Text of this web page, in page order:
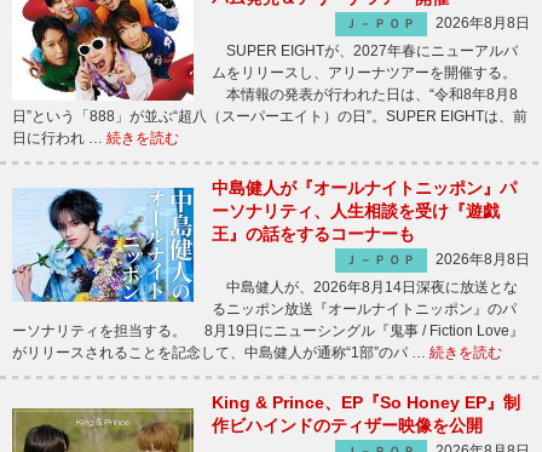
Ｊ－ＰＯＰ
2026年8月8日
SUPER EIGHTが、2027年春にニューアルバ
ムをリリースし、アリーナツアーを開催する。
本情報の発表が行われた日は、“令和8年8月8
日”という「888」が並ぶ“超八（スーパーエイト）の日”。SUPER EIGHTは、前
日に行われ … 続きを読む
中島健人が『オールナイトニッポン』パ
ーソナリティ、人生相談を受け『遊戯
王』の話をするコーナーも
Ｊ－ＰＯＰ
2026年8月8日
中島健人が、2026年8月14日深夜に放送とな
るニッポン放送『オールナイトニッポン』のパ
ーソナリティを担当する。 8月19日にニューシングル『鬼事 / Fiction Love』
がリリースされることを記念して、中島健人が通称“1部”のパ … 続きを読む
King & Prince、EP『So Honey EP』制
作ビハインドのティザー映像を公開